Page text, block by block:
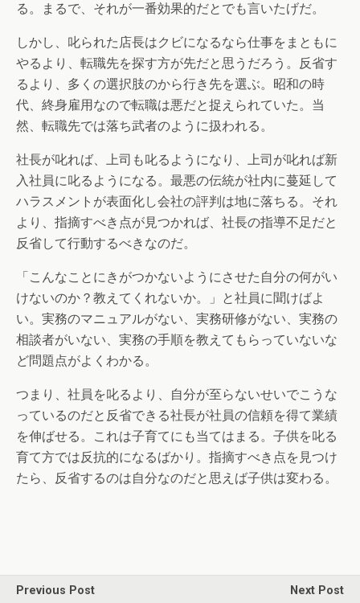
る。まるで、それが一番効果的だとでも言いたげだ。
しかし、叱られた店長はクビになるなら仕事をまともに
やるより、転職先を探す方が先だと思うだろう。反省す
るより、多くの選択肢のから行き先を選ぶ。昭和の時
代、終身雇用なので転職は悪だと捉えられていた。当
然、転職先では落ち武者のように扱われる。
社長が叱れば、上司も叱るようになり、上司が叱れば新
入社員に叱るようになる。最悪の伝統が社内に蔓延して
ハラスメントが表面化し会社の評判は地に落ちる。それ
より、指摘すべき点が見つかれば、社長の指導不足だと
反省して行動するべきなのだ。
「こんなことにきがつかないようにさせた自分の何がい
けないのか？教えてくれないか。」と社員に聞けばよ
い。実務のマニュアルがない、実務研修がない、実務の
相談者がいない、実務の手順を教えてもらっていないな
ど問題点がよくわかる。
つまり、社員を叱るより、自分が至らないせいでこうな
っているのだと反省できる社長が社員の信頼を得て業績
を伸ばせる。これは子育てにも当てはまる。子供を叱る
育て方では反抗的になるばかり。指摘すべき点を見つけ
たら、反省するのは自分なのだと思えば子供は変わる。
Previous Post Next Post